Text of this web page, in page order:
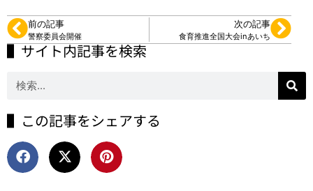
前の記事
警察委員会開催
次の記事
食育推進全国大会inあいち
▌サイト内記事を検索
▌この記事をシェアする